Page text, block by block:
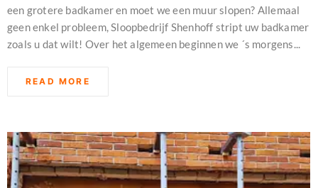
een grotere badkamer en moet we een muur slopen? Allemaal
geen enkel probleem, Sloopbedrijf Shenhoff stript uw badkamer
zoals u dat wilt! Over het algemeen beginnen we ´s morgens...
READ MORE